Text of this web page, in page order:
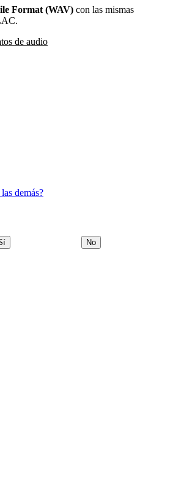
Format (WAV) con las mismas
de audio
demás?
No